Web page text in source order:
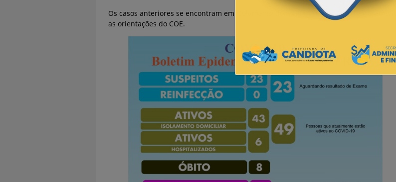
Os casos anteriores se encontram em isolamento domiciliar, cumprindo rigorosamente
as orientações do COE.